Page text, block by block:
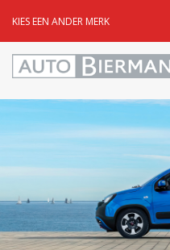
KIES EEN ANDER MERK